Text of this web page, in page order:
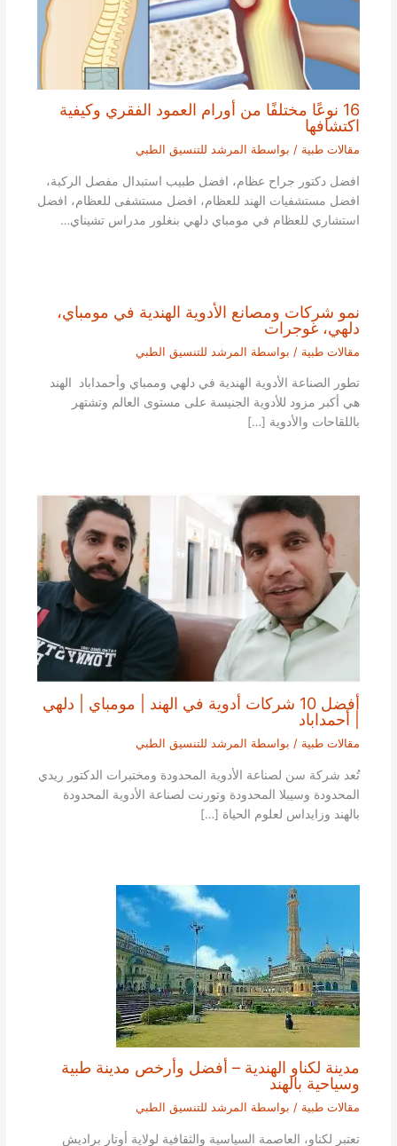
16 نوعًا مختلفًا من أورام العمود الفقري وكيفية
اكتشافها
مقالات طبية / بواسطة المرشد للتنسيق الطبي
افضل دكتور جراح عظام، افضل طبيب استبدال مفصل الركبة،
افضل مستشفيات الهند للعظام، افضل مستشفى للعظام، افضل
استشاري للعظام في مومباي دلهي بنغلور مدراس تشيناي…
نمو شركات ومصانع الأدوية الهندية في مومباي،
دلهي، غوجرات
مقالات طبية / بواسطة المرشد للتنسيق الطبي
تطور الصناعة الأدوية الهندية في دلهي وممباي وأحمداباد الهند
هي أكبر مزود للأدوية الجنيسة على مستوى العالم وتشتهر
باللقاحات والأدوية […]
أفضل 10 شركات أدوية في الهند | مومباي | دلهي
| أحمداباد
مقالات طبية / بواسطة المرشد للتنسيق الطبي
تُعد شركة سن لصناعة الأدوية المحدودة ومختبرات الدكتور ريدي
المحدودة وسيبلا المحدودة وتورنت لصناعة الأدوية المحدودة
بالهند وزايداس لعلوم الحياة […]
مدينة لكناو الهندية – أفضل وأرخص مدينة طبية
وسياحية بالهند
مقالات طبية / بواسطة المرشد للتنسيق الطبي
تعتبر لكناو، العاصمة السياسية والثقافية لولاية أوتار براديش